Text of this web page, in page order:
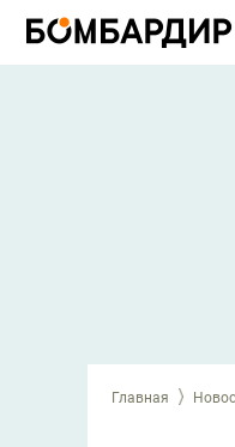
Главная